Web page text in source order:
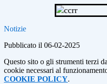
Notizie
Pubblicato il 06-02-2025
Questo sito o gli strumenti terzi
cookie necessari al
COOKIE POLICY.